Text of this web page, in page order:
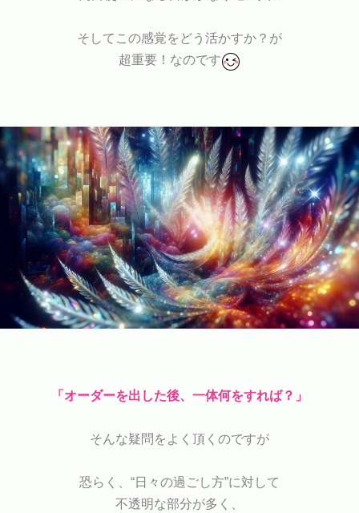
そしてこの感覚をどう活かすか？が
超重要！なのです
「オーダーを出した後、一体何をすれば？」
そんな疑問をよく頂くのですが
恐らく、“日々の過ごし方”に対して
不透明な部分が多く、